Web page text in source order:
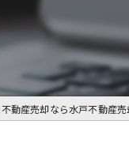
動産売却なら水戸不動産